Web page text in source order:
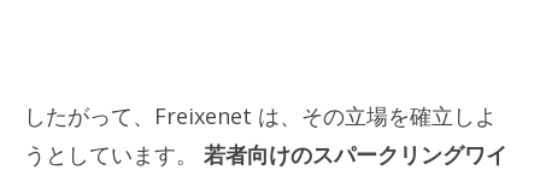
したがって、Freixenet は、その立場を確立しよ
うとしています。 若者向けのスパークリングワイ